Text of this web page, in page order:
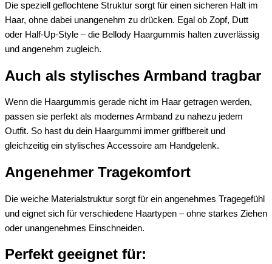
Die speziell geflochtene Struktur sorgt für einen sicheren Halt im
Haar, ohne dabei unangenehm zu drücken. Egal ob Zopf, Dutt
oder Half-Up-Style – die Bellody Haargummis halten zuverlässig
und angenehm zugleich.
Auch als stylisches Armband tragbar
Wenn die Haargummis gerade nicht im Haar getragen werden,
passen sie perfekt als modernes Armband zu nahezu jedem
Outfit. So hast du dein Haargummi immer griffbereit und
gleichzeitig ein stylisches Accessoire am Handgelenk.
Angenehmer Tragekomfort
Die weiche Materialstruktur sorgt für ein angenehmes Tragegefühl
und eignet sich für verschiedene Haartypen – ohne starkes Ziehen
oder unangenehmes Einschneiden.
Perfekt geeignet für: